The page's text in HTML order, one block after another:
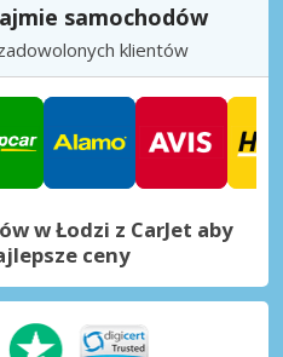
samochodów
klientów
w Łodzi z CarJet aby
ceny